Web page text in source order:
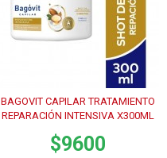
BAGOVIT CAPILAR TRATAMIENTO
REPARACIÓN INTENSIVA X300ML
$9600